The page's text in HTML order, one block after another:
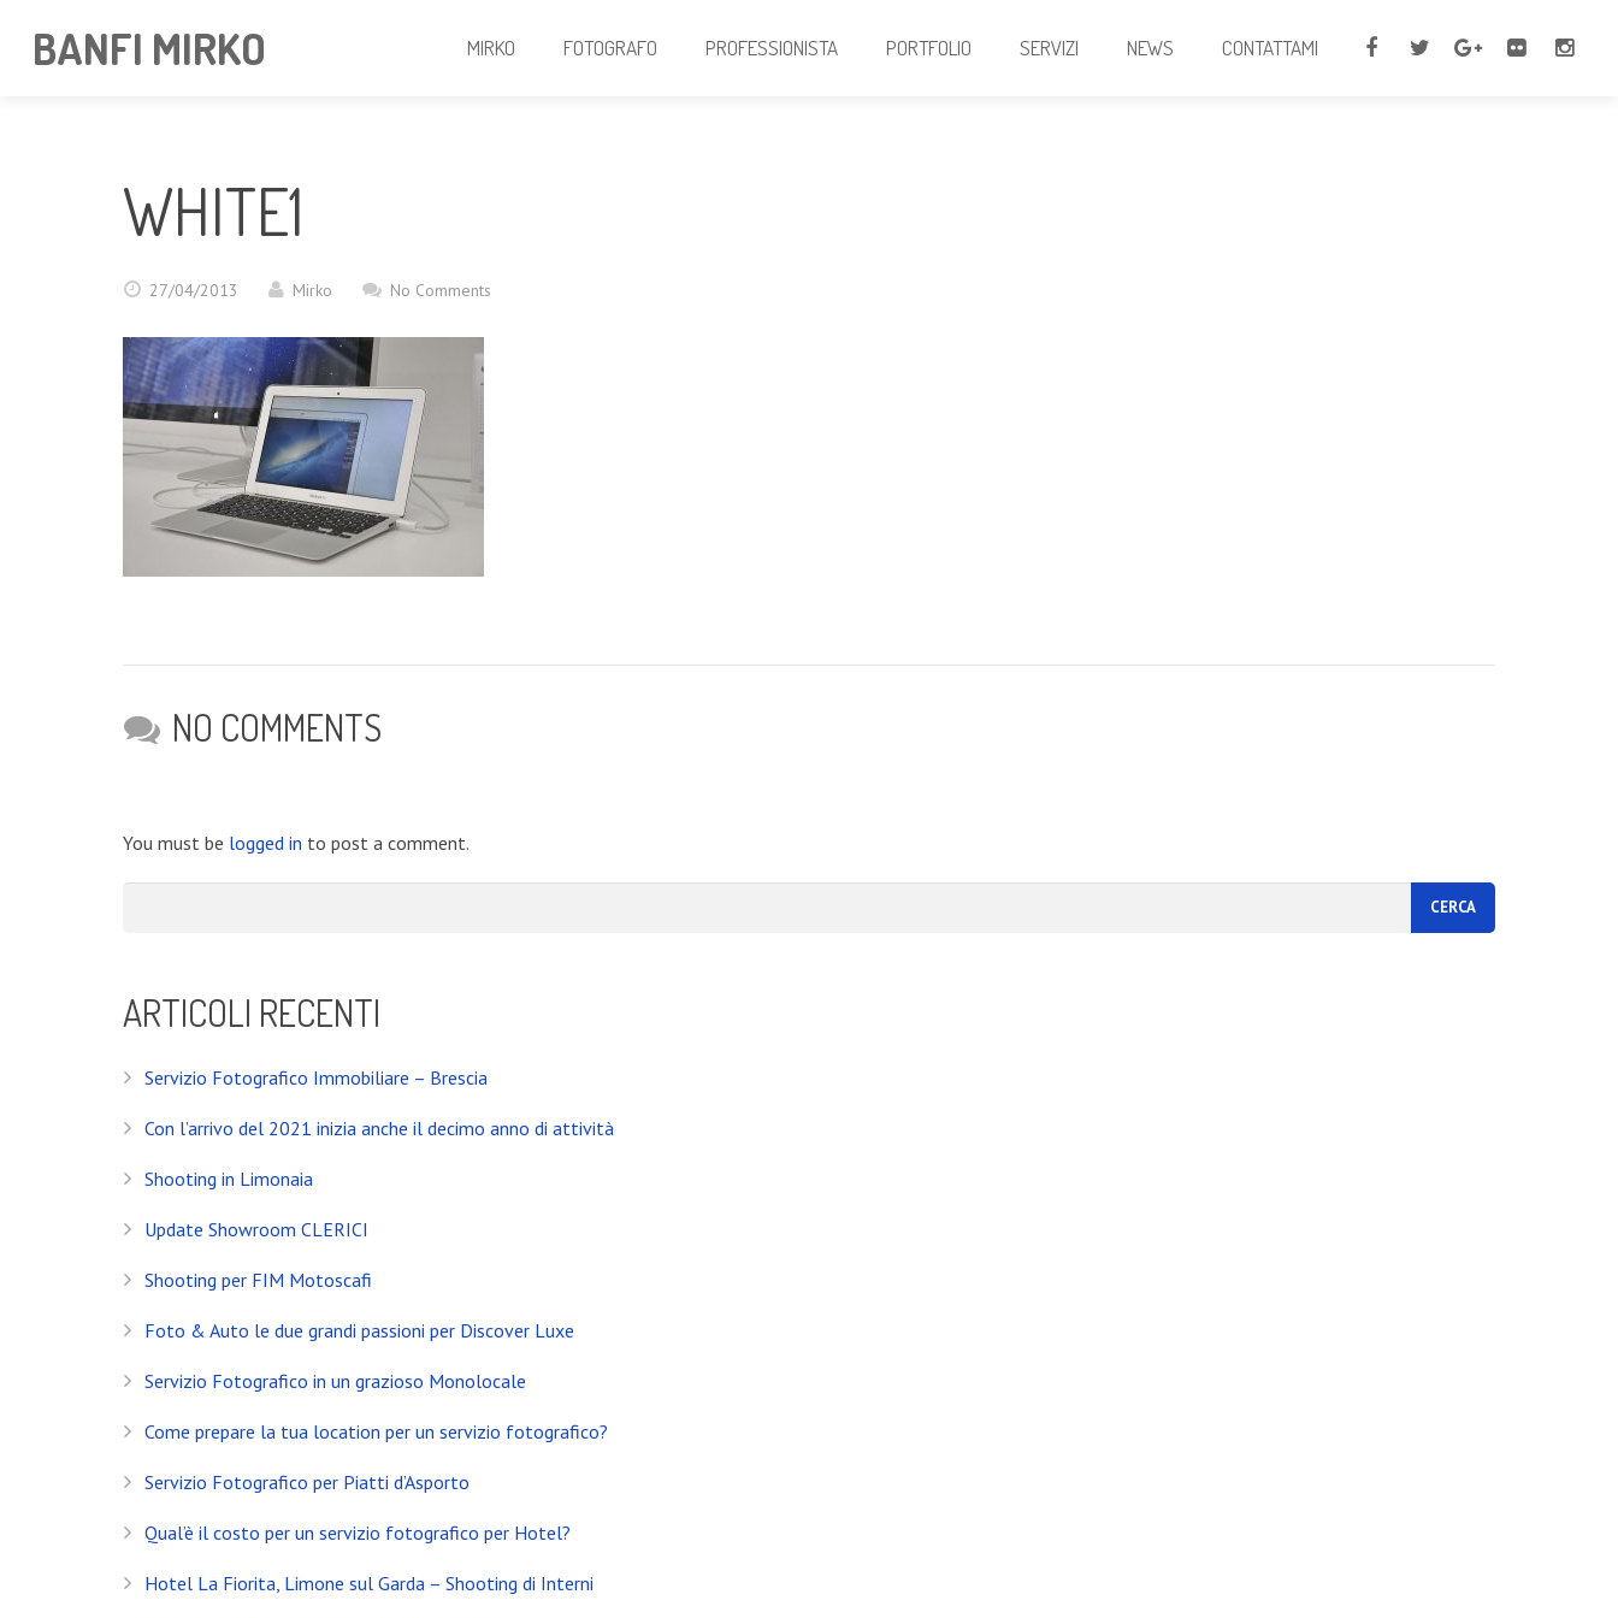
BANFI MIRKO MIRKO FOTOGRAFO PROFESSIONISTA PORTFOLIO SERVIZI NEWS CONTATTAMI
WHITE1
27/04/2013 Mirko No Comments
NO COMMENTS
You must be logged in to post a comment.
ARTICOLI RECENTI
Servizio Fotografico Immobiliare – Brescia
Con l’arrivo del 2021 inizia anche il decimo anno di attività
Shooting in Limonaia
Update Showroom CLERICI
Shooting per FIM Motoscafi
Foto & Auto le due grandi passioni per Discover Luxe
Servizio Fotografico in un grazioso Monolocale
Come prepare la tua location per un servizio fotografico?
Servizio Fotografico per Piatti d’Asporto
Qual’è il costo per un servizio fotografico per Hotel?
Hotel La Fiorita, Limone sul Garda – Shooting di Interni
INSTAGRAM
NEWS